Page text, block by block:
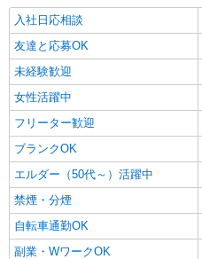
入社日応相談
友達と応募OK
未経験歓迎
女性活躍中
フリーター歓迎
ブランクOK
エルダー（50代～）活躍中
禁煙・分煙
自転車通勤OK
副業・WワークOK